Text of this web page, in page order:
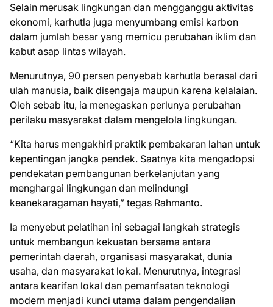
Selain merusak lingkungan dan mengganggu aktivitas
ekonomi, karhutla juga menyumbang emisi karbon
dalam jumlah besar yang memicu perubahan iklim dan
kabut asap lintas wilayah.
Menurutnya, 90 persen penyebab karhutla berasal dari
ulah manusia, baik disengaja maupun karena kelalaian.
Oleh sebab itu, ia menegaskan perlunya perubahan
perilaku masyarakat dalam mengelola lingkungan.
“Kita harus mengakhiri praktik pembakaran lahan untuk
kepentingan jangka pendek. Saatnya kita mengadopsi
pendekatan pembangunan berkelanjutan yang
menghargai lingkungan dan melindungi
keanekaragaman hayati,” tegas Rahmanto.
Ia menyebut pelatihan ini sebagai langkah strategis
untuk membangun kekuatan bersama antara
pemerintah daerah, organisasi masyarakat, dunia
usaha, dan masyarakat lokal. Menurutnya, integrasi
antara kearifan lokal dan pemanfaatan teknologi
modern menjadi kunci utama dalam pengendalian